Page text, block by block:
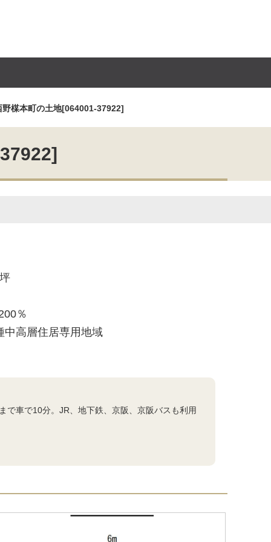
楳本町の土地[064001-37922]
％
中高層住居専用地域
で車で10分。JR、地下鉄、京阪、京阪バスも利用